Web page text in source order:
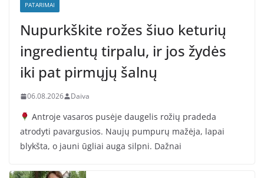
PATARIMAI
Nupurkškite rožes šiuo keturių
ingredientų tirpalu, ir jos žydės
iki pat pirmųjų šalnų
06.08.2026 Daiva
Antroje vasaros pusėje daugelis rožių pradeda
atrodyti pavargusios. Naujų pumpurų mažėja, lapai
blykšta, o jauni ūgliai auga silpni. Dažnai